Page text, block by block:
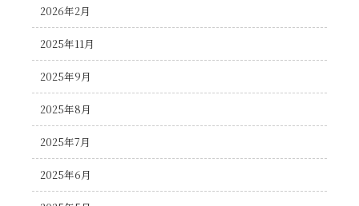
2026年2月
2025年11月
2025年9月
2025年8月
2025年7月
2025年6月